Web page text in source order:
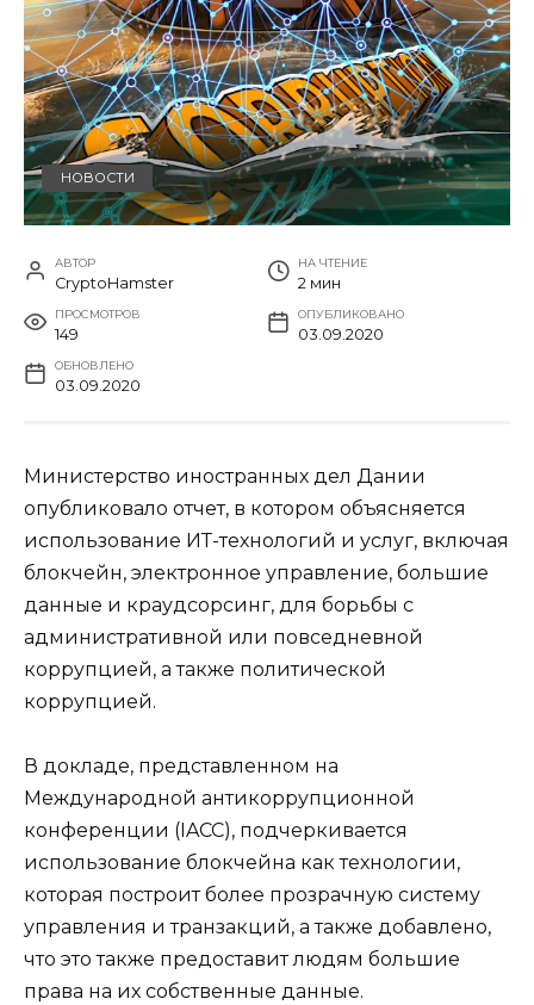
НОВОСТИ
АВТОР
CryptoHamster
НА ЧТЕНИЕ
2 мин
ПРОСМОТРОВ
149
ОПУБЛИКОВАНО
03.09.2020
ОБНОВЛЕНО
03.09.2020
Министерство иностранных дел Дании
опубликовало отчет, в котором объясняется
использование ИТ-технологий и услуг, включая
блокчейн, электронное управление, большие
данные и краудсорсинг, для борьбы с
административной или повседневной
коррупцией, а также политической
коррупцией.
В докладе, представленном на
Международной антикоррупционной
конференции (IACC), подчеркивается
использование блокчейна как технологии,
которая построит более прозрачную систему
управления и транзакций, а также добавлено,
что это также предоставит людям большие
права на их собственные данные.